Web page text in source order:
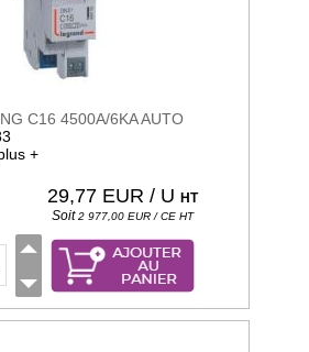
C16 4500A/6KA AUTO
+
29,77 EUR / U HT
Soit2 977,00 EUR / CE HT